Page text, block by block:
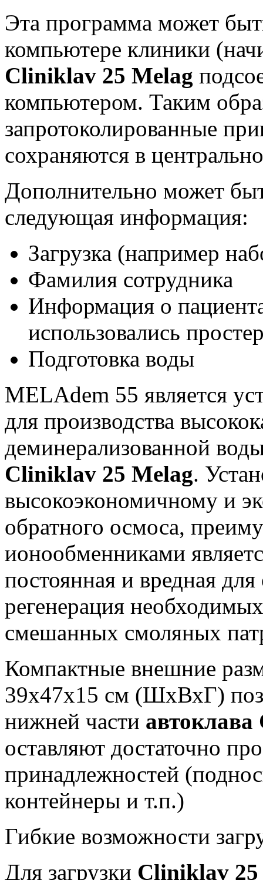
Эта программа может
компьютере клиники
Cliniklav 25 Melag
компьютером. Таким
запротоколированные
сохраняются в
Дополнительно может
следующая информация:
Загрузка (например
Фамилия сотрудника
Информация о
использовались
Подготовка воды
MELAdem 55 является
для производства
деминерализованной
Cliniklav 25 Melag.
высокоэкономичному и
обратного осмоса,
ионообменниками
постоянная и вредная
регенерация
смешанных смоляных
Компактные внешние
39х47х15 см (ШхВхГ)
нижней части
оставляют достаточно
принадлежностей
контейнеры и т.п.)
Гибкие возможности
Для загрузки Cliniklav